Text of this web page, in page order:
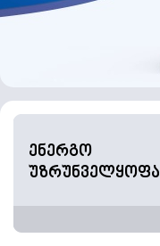
ენერგო
უზრუნველყოფა